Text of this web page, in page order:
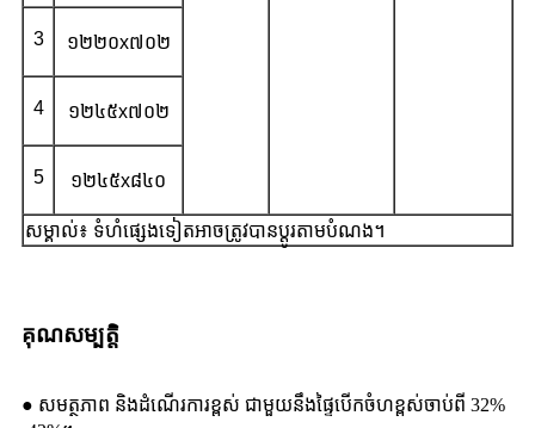
3 ១២២០x៧០២
4 ១២៤៥x៧០២
5 ១២៤៥x៨៤០
សម្គាល់៖ ទំហំផ្សេងទៀតអាចត្រូវបានប្ដូរតាមបំណង។
គុណសម្បត្តិ
● សមត្ថភាព និងដំណើរការខ្ពស់ ជាមួយនឹងផ្ទៃបើកចំហខ្ពស់ចាប់ពី 32%